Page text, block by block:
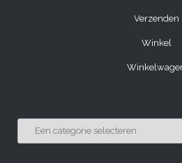
Verzenden
Winkel
EEN
CATEGORIE
SELECTEREN